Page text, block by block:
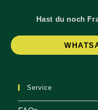
Hast du noch
Service